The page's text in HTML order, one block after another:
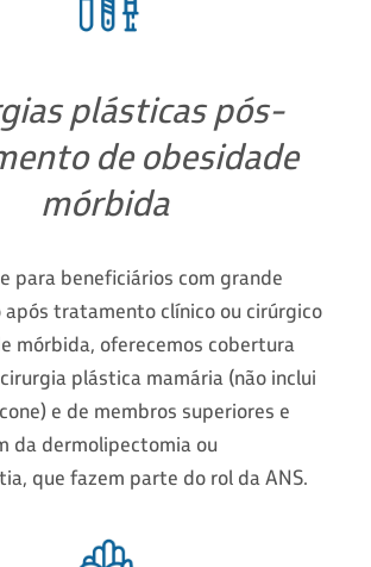
plásticas pós-
de obesidade
mórbida
para beneficiários com grande
após tratamento clínico ou cirúrgico
mórbida, oferecemos cobertura
plástica mamária (não inclui
e de membros superiores e
da dermolipectomia ou
que fazem parte do rol da ANS.